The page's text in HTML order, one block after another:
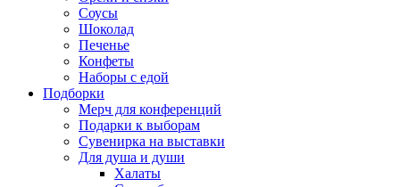
Соусы
Шоколад
Печенье
Конфеты
Наборы с едой
Подборки
Мерч для конференций
Подарки к выборам
Сувенирка на выставки
Для душа и души
Халаты